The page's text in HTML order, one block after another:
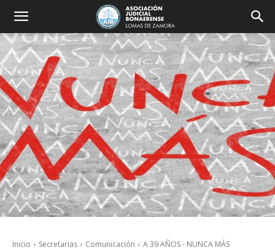
Inicio Secretarias Comunicación A 39 AÑOS - NUNCA MÁS